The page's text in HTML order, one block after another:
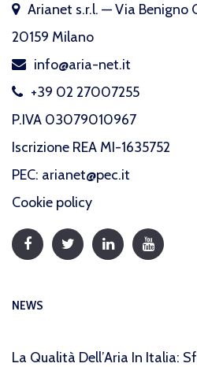
Arianet s.r.l. — Via Benigno
20159 Milano
info@aria-net.it
+39 02 27007255
P.IVA 03079010967
Iscrizione REA MI-1635752
PEC: arianet@pec.it
Cookie policy
NEWS
La Qualità Dell’Aria In Italia: